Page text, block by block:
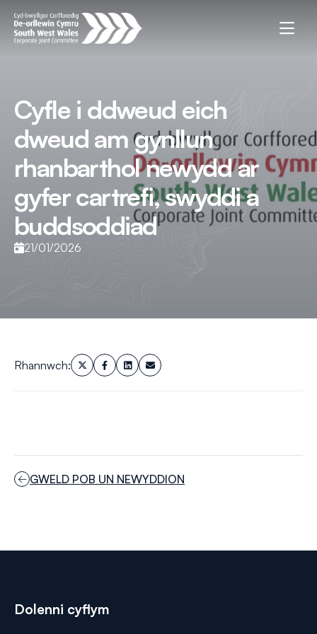
Cyfle i ddweud eich
dweud am gynllun
rhanbarthol newydd ar
gyfer cartrefi, swyddi a
buddsoddiad
21/01/2026
Rhannwch:
GWELD POB UN NEWYDDION
Dolenni cyflym